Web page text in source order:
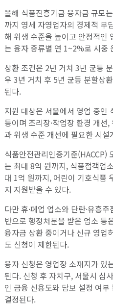
올해 식품진흥기금 융자금 규모
까지 영세 자영업자의 경제적 부
해 위생 수준을 높이고 안정적인
는 융자 종류별 연 1~2%로 시중
상환 조건은 2년 거치 3년 균등
우 3년 거치 후 5년 균등 분할상
된다.
지원 대상은 서울에서 영업 중인
등이며 조리장·작업장 환경 개선
과 위생 수준 개선에 필요한 시
식품안전관리인증기준(HACCP)
는 최대 8억 원까지, 식품접객업
대 1억 원까지, 어린이 기호식품
지 지원받을 수 있다.
다만 휴·폐업 업소와 단란·유흥
반으로 행정처분을 받은 업소 등
융자금 상환 중이거나 신규 영업
도 신청이 제한된다.
융자 신청은 영업장 소재지가 있
된다. 신청 후 자치구, 서울시 심
인 금융 신용도와 담보 설정 여
결정된다.